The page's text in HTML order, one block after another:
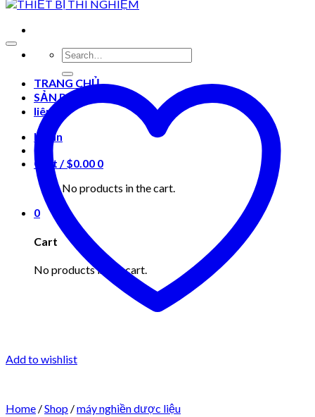
Search
for:
TRANG CHỦ
SẢN PHẨM
liên hệ
Login
Cart /$0.00 0
No products in the cart.
0
Cart
No products in the cart.
Add to wishlist
Home /Shop /máy nghiền dược liệu